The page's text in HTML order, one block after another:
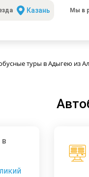
Казань Мы в
туры в Адыгею из